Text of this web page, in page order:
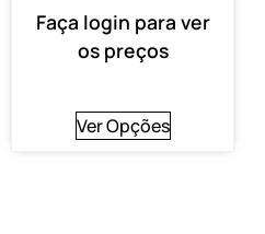
Faça login para ver
os preços
Ver Opções